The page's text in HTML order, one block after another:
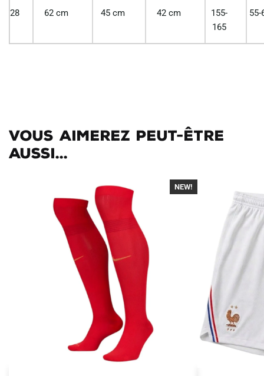
28 62 cm 45 cm 42 cm
155-
165
55-
Vous aimerez peut-être
aussi...
-30%
NEW!